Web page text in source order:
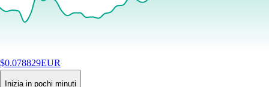
$0.078829EUR
+5.33%24H
Buy
Inizia in pochi minuti